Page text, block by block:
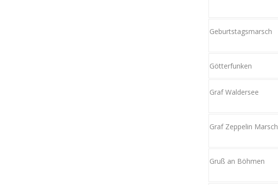
Geburtstagsmarsch
Götterfunken
Graf Waldersee
Graf Zeppelin Marsch
Gruß an Böhmen